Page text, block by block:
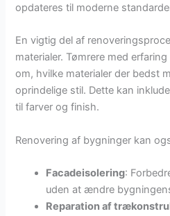
opdateres til moderne
En vigtig del af
materialer. Tømrere med
om, hvilke materialer der bedst
oprindelige stil. Dette kan
til farver og finish.
Renovering af bygninger kan
Facadeisolering:
uden at ændre
Reparation af